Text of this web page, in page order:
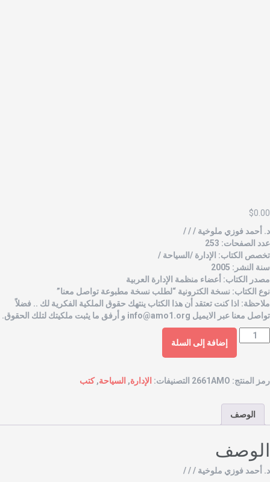
$
أحمد فوزي ملوخية / / /
الصفحات: 253
الكتاب: الإدارة /السياحة /
النشر: 2005
الكتاب: أعضاء منظمة الإدارة العربية
الكتاب: نسخة الكترونية “لطلب نسخة مطبوعة تواصل معنا”
اذا كنت تعتقد أن هذا الكتاب ينتهك حقوق الملكية الفكرية لك .. فضلاً
معنا عبر الايميل info@amo1.orgو أرفق ما يثبت ملكيتك لتلك الحقوق.
إضافة إلى السلة
المنتج: 2661AMO التصنيفات: الإدارة, السياحة,كتب
الوصف
أحمد فوزي ملوخية / / /